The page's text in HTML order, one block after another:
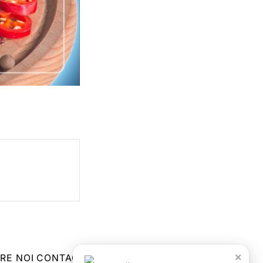
NOI CONTACT ZIARUL ANUNȚUL CĂLĂRĂȘEAN
×